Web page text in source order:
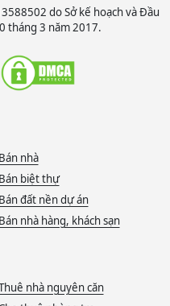
do Sở kế hoạch và Đầu
tháng 3 năm 2017.
Bán nhà
Bán biệt thự
Bán đất nền dự án
Bán nhà hàng, khách sạn
nhà nguyên căn